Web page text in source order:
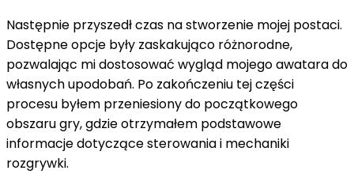
Następnie przyszedł czas na stworzenie mojej postaci.
Dostępne opcje były zaskakująco różnorodne,
pozwalając mi dostosować wygląd mojego awatara do
własnych upodobań. Po zakończeniu tej części
procesu byłem przeniesiony do początkowego
obszaru gry, gdzie otrzymałem podstawowe
informacje dotyczące sterowania i mechaniki
rozgrywki.